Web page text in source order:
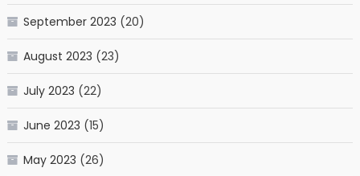
September 2023 (20)
August 2023 (23)
July 2023 (22)
June 2023 (15)
May 2023 (26)